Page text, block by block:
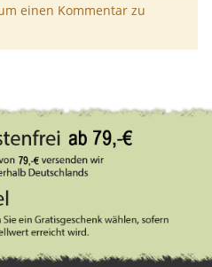
einen Kommentar zu